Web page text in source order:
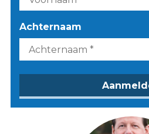
Achternaam